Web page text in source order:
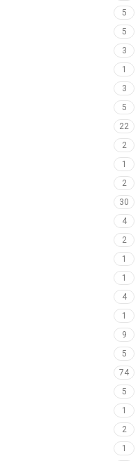
5
5
3
1
3
5
22
2
1
2
30
4
2
1
1
4
1
9
5
74
5
1
2
1